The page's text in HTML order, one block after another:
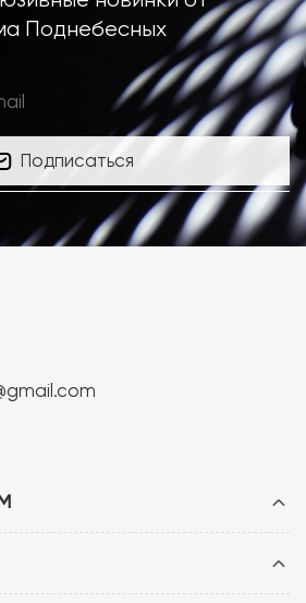
Поднебесных
Подписаться